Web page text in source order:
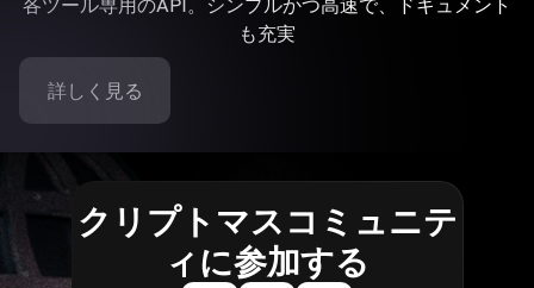
各ツール専用のAPI。シンプルかつ高速で、ドキュメント
も充実
詳しく見る
クリプトマスコミュニテ
ィに参加する